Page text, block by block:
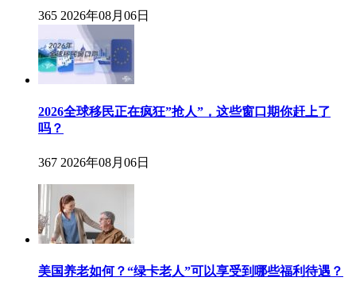
365 2026年08月06日
2026全球移民正在疯狂”抢人”，这些窗口期你赶上了
吗？
367 2026年08月06日
美国养老如何？“绿卡老人”可以享受到哪些福利待遇？